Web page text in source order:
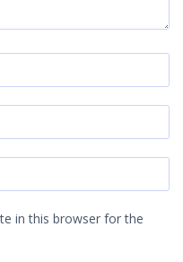
in this browser for the